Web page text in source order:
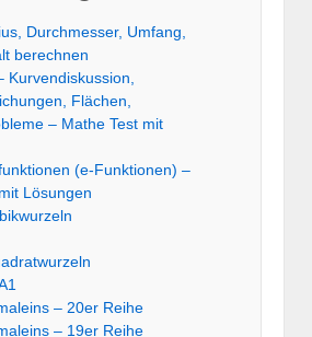
Durchmesser, Umfang,
berechnen
Kurvendiskussion,
Flächen,
– Mathe Test mit
(e-Funktionen) –
Lösungen
– 20er Reihe
– 19er Reihe